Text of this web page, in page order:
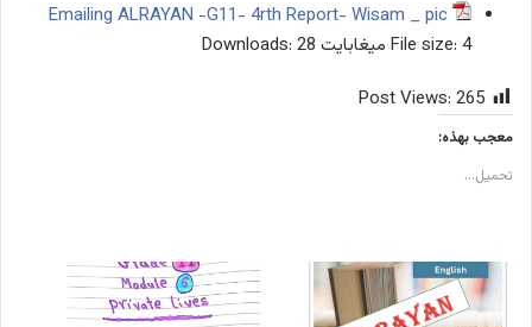
Emailing ALRAYAN -G11- 4rth Report- Wisam _ pic
File size: 4 ميغابايت Downloads: 28
Post Views: 265
معجب بهذه:
تحميل...